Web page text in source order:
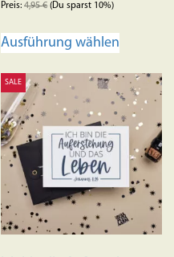
Preis:4,95€(Du sparst 10%)
Ausführung wählen
mehrere
auf.
Die
können
auf
der
SALE